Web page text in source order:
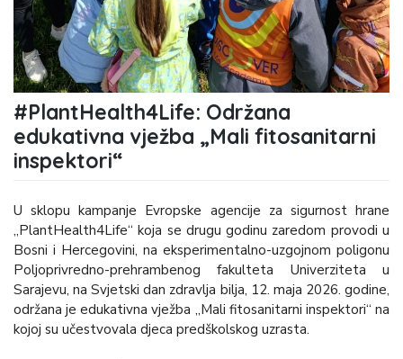
#PlantHealth4Life: Održana
edukativna vježba „Mali fitosanitarni
inspektori“
U sklopu kampanje Evropske agencije za sigurnost hrane
„PlantHealth4Life“ koja se drugu godinu zaredom provodi u
Bosni i Hercegovini, na eksperimentalno-uzgojnom poligonu
Poljoprivredno-prehrambenog fakulteta Univerziteta u
Sarajevu, na Svjetski dan zdravlja bilja, 12. maja 2026. godine,
održana je edukativna vježba „Mali fitosanitarni inspektori“ na
kojoj su učestvovala djeca predškolskog uzrasta.